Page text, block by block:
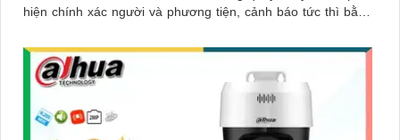
hiện chính xác người và phương tiện, cảnh báo tức thì bằng